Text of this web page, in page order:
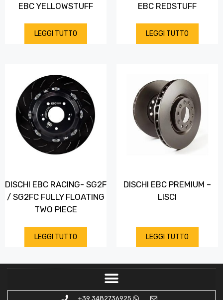
EBC YELLOWSTUFF
LEGGI TUTTO
EBC REDSTUFF
LEGGI TUTTO
DISCHI EBC RACING- SG2F
/ SG2FC FULLY FLOATING
TWO PIECE
LEGGI TUTTO
DISCHI EBC PREMIUM –
LISCI
LEGGI TUTTO
+39 3482736925